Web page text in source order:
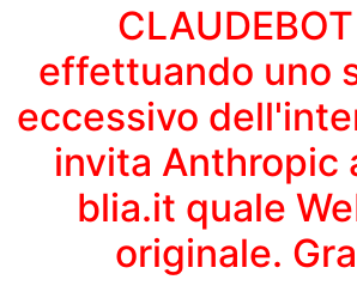
effettuando uno
eccessivo
invita Anthropic
blia.it quale
originale.